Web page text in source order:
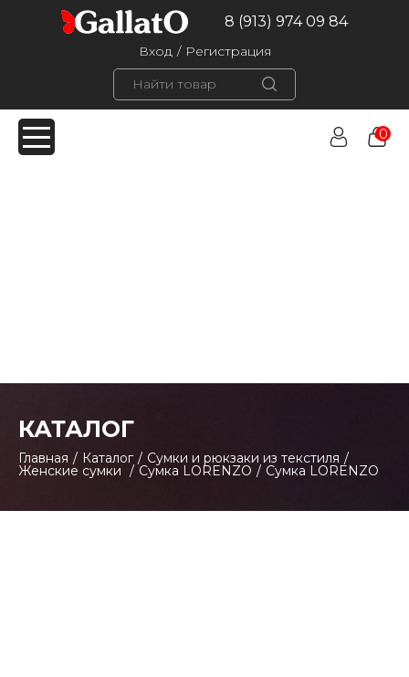
8 (913) 974 09 84
Вход / Регистрация
0
КАТАЛОГ
Главная / Каталог / Сумки и рюкзаки из текстиля /
Женские сумки / Сумка LORENZO / Сумка LORENZO